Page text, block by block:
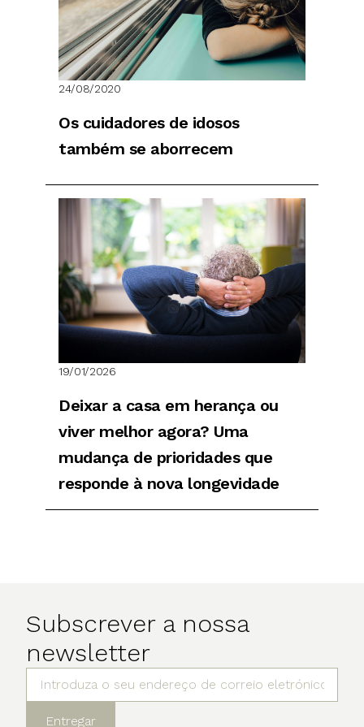
24/08/2020
Os cuidadores de idosos
também se aborrecem
19/01/2026
Deixar a casa em herança ou
viver melhor agora? Uma
mudança de prioridades que
responde à nova longevidade
Subscrever a nossa
newsletter
Entregar